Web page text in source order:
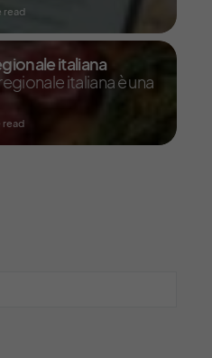
read
italiana
italiana è una
read